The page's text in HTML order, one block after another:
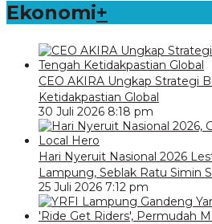
Ekonomi+
CEO AKIRA Ungkap Strategi
Ketidakpastian Global
30 Juli 2026 8:18 pm
Hari Nyeruit Nasional 2026
Lampung, Seblak Ratu Simin
25 Juli 2026 7:12 pm